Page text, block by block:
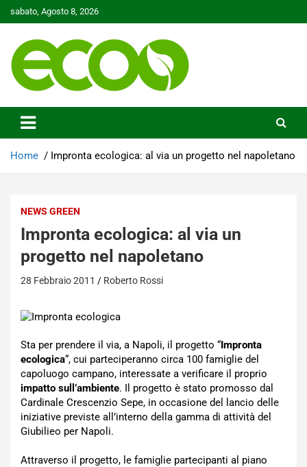
to
sabato, Agosto 8, 2026
Ecoo.it
Home Impronta ecologica: al via un progetto nel napoletano
NEWS GREEN
Impronta ecologica: al via un
progetto nel napoletano
28 Febbraio 2011 Roberto Rossi
Sta per prendere il via, a Napoli, il progetto “Impronta
ecologica“, cui parteciperanno circa 100 famiglie del
capoluogo campano, interessate a verificare il proprio
impatto sull’ambiente. Il progetto è stato promosso dal
Cardinale Crescenzio Sepe, in occasione del lancio delle
iniziative previste all’interno della gamma di attività del
Giubilieo per Napoli.
Attraverso il progetto, le famiglie partecipanti al piano